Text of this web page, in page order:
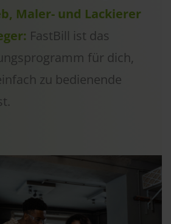
Maler- und Lackierer
FastBill ist das
für dich,
zu bedienende